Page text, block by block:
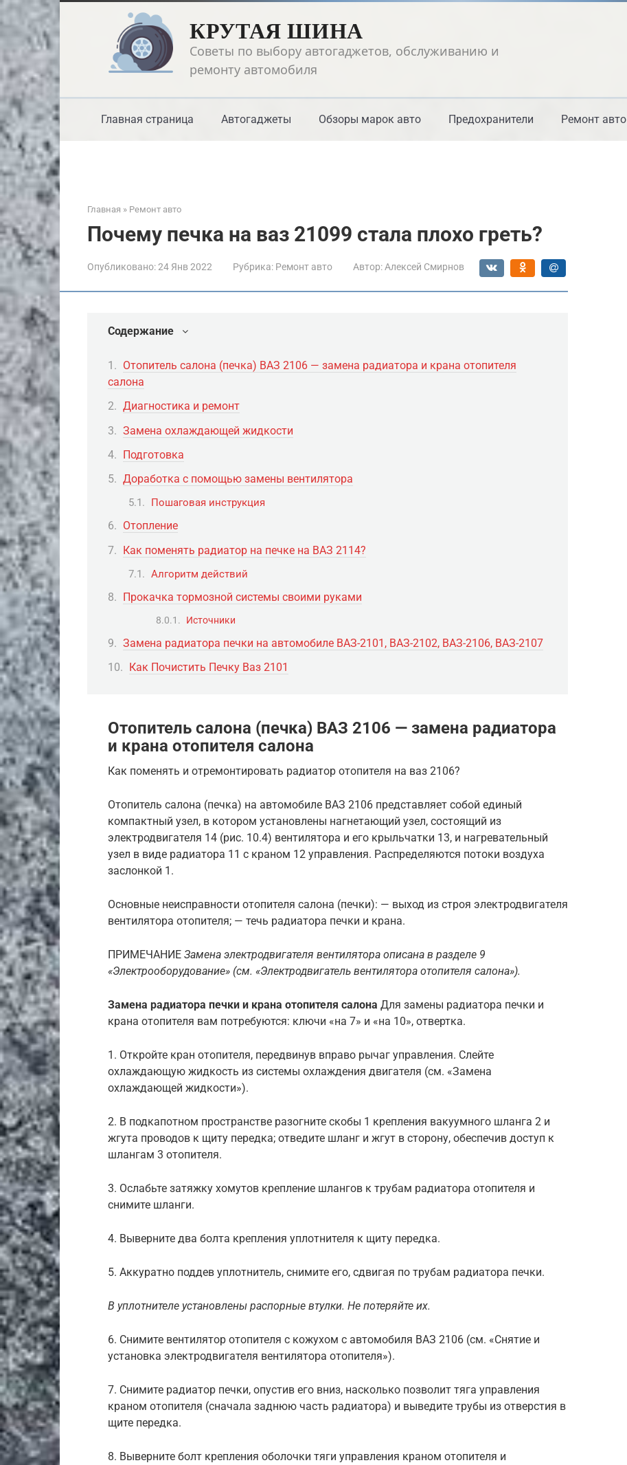
Перейти
к
контенту
КРУТАЯ ШИНА
Советы по выбору автогаджетов, обслуживанию и
ремонту автомобиля
Главная страница Автогаджеты Обзоры марок авто Предохранители Ремонт авто
Главная » Ремонт авто
Почему печка на ваз 21099 стала плохо греть?
Опубликовано:24 Янв 2022 Рубрика: Ремонт авто Автор: Алексей Смирнов
Содержание
Отопитель салона (печка) ВАЗ 2106 — замена радиатора и крана отопителя
салона
Диагностика и ремонт
Замена охлаждающей жидкости
Подготовка
Доработка с помощью замены вентилятора
Пошаговая инструкция
Отопление
Как поменять радиатор на печке на ВАЗ 2114?
Алгоритм действий
Прокачка тормозной системы своими руками
Источники
Замена радиатора печки на автомобиле ВАЗ-2101, ВАЗ-2102, ВАЗ-2106, ВАЗ-2107
Как Почистить Печку Ваз 2101
Отопитель салона (печка) ВАЗ 2106 — замена радиатора
и крана отопителя салона
Как поменять и отремонтировать радиатор отопителя на ваз 2106?
Отопитель салона (печка) на автомобиле ВАЗ 2106 представляет собой единый
компактный узел, в котором установлены нагнетающий узел, состоящий из
электродвигателя 14 (рис. 10.4) вентилятора и его крыльчатки 13, и нагревательный
узел в виде радиатора 11 с краном 12 управления. Распределяются потоки воздуха
заслонкой 1.
Основные неисправности отопителя салона (печки): — выход из строя электродвигателя
вентилятора отопителя; — течь радиатора печки и крана.
ПРИМЕЧАНИЕ Замена электродвигателя вентилятора описана в разделе 9
«Электрооборудование» (см. «Электродвигатель вентилятора отопителя салона»).
Замена радиатора печки и крана отопителя салона Для замены радиатора печки и
крана отопителя вам потребуются: ключи «на 7» и «на 10», отвертка.
1. Откройте кран отопителя, передвинув вправо рычаг управления. Слейте
охлаждающую жидкость из системы охлаждения двигателя (см. «Замена
охлаждающей жидкости»).
2. В подкапотном пространстве разогните скобы 1 крепления вакуумного шланга 2 и
жгута проводов к щиту передка; отведите шланг и жгут в сторону, обеспечив доступ к
шлангам 3 отопителя.
3. Ослабьте затяжку хомутов крепление шлангов к трубам радиатора отопителя и
снимите шланги.
4. Выверните два болта крепления уплотнителя к щиту передка.
5. Аккуратно поддев уплотнитель, снимите его, сдвигая по трубам радиатора печки.
В уплотнителе установлены распорные втулки. Не потеряйте их.
6. Снимите вентилятор отопителя с кожухом с автомобиля ВАЗ 2106 (см. «Снятие и
установка электродвигателя вентилятора отопителя»).
7. Снимите радиатор печки, опустив его вниз, насколько позволит тяга управления
краном отопителя (сначала заднюю часть радиатора) и выведите трубы из отверстия в
щите передка.
8. Выверните болт крепления оболочки тяги управления краном отопителя и